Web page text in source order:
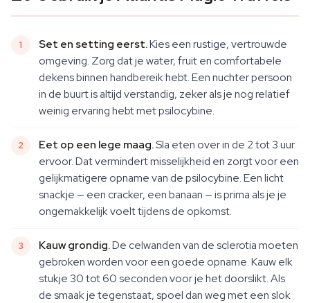
Set en setting eerst.Kies een rustige, vertrouwde
omgeving. Zorg dat je water, fruit en comfortabele
dekens binnen handbereik hebt. Een nuchter persoon
in de buurt is altijd verstandig, zeker als je nog relatief
weinig ervaring hebt met psilocybine.
Eet op een lege maag.Sla eten over in de 2 tot 3 uur
ervoor. Dat vermindert misselijkheid en zorgt voor een
gelijkmatigere opname van de psilocybine. Een licht
snackje — een cracker, een banaan — is prima als je je
ongemakkelijk voelt tijdens de opkomst.
Kauw grondig.De celwanden van de sclerotia moeten
gebroken worden voor een goede opname. Kauw elk
stukje 30 tot 60 seconden voor je het doorslikt. Als
de smaak je tegenstaat, spoel dan weg met een slok